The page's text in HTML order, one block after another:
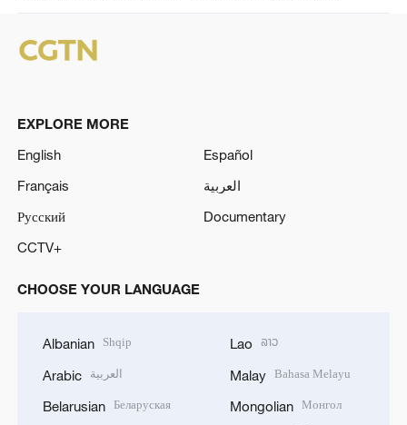
EXPLORE MORE
English
Español
Français
العربية
Русский
Documentary
CCTV+
CHOOSE YOUR LANGUAGE
Albanian Shqip
Arabic العربية
Belarusian Беларуская
Lao ລາວ
Malay Bahasa Melayu
Mongolian Монгол